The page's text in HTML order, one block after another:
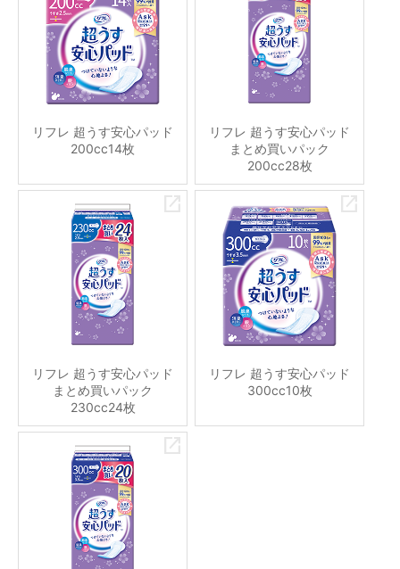
リフレ 超うす安心パッド
200cc14枚
リフレ 超うす安心パッド
まとめ買いパック
200cc28枚
リフレ 超うす安心パッド
まとめ買いパック
230cc24枚
リフレ 超うす安心パッド
300cc10枚